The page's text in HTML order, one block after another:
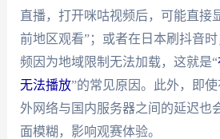
直播，打开咪咕视频后，可能直接
前地区观看”；或者在日本刷抖音
频因为地域限制无法加载，这就是“
无法播放”的常见原因。此外，即
外网络与国内服务器之间的延迟也
面模糊，影响观赛体验。